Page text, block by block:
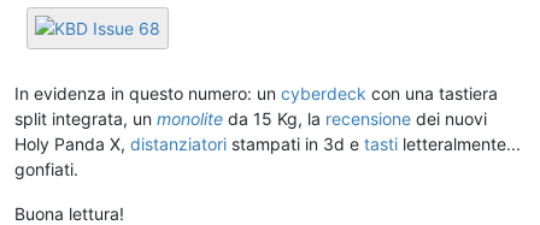
In evidenza in questo numero: un cyberdeck con una tastiera
split integrata, un monolite da 15 Kg, la recensione dei nuovi
Holy Panda X, distanziatori stampati in 3d e tasti letteralmente...
gonfiati.
Buona lettura!